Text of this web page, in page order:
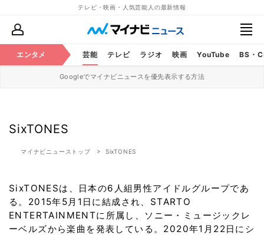
テレビ・映画・人気芸能人の最新情報
エンタメ 芸能 テレビ ラジオ 映画 YouTube BS・
Googleでマイナビニュースを優先表示する方法
SixTONES
マイナビニューストップ SixTONES
SixTONESは、日本の6人組男性アイドルグループであ
る。2015年5月1日に結成され、STARTO
ENTERTAINMENTに所属し、ソニー・ミュージックレ
ーベルズから楽曲を発表している。2020年1月22日にシ